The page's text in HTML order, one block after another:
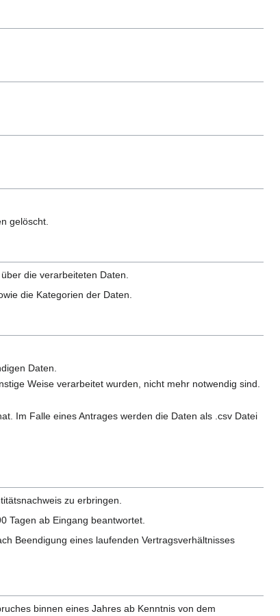
gelöscht.
die verarbeiteten Daten.
die Kategorien der Daten.
Daten.
Weise verarbeitet wurden, nicht mehr notwendig sind.
Im Falle eines Antrages werden die Daten als .csv Datei
zu erbringen.
Tagen ab Eingang beantwortet.
Beendigung eines laufenden Vertragsverhältnisses
binnen eines Jahres ab Kenntnis von dem